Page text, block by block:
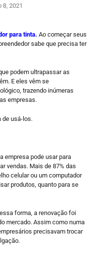
8, 2021
para tinta. Ao começar seus
sabe que precisa ter
podem ultrapassar as
E eles vêm se
trazendo inúmeras
empresas.
de usá-los.
empresa pode usar para
vendas. Mais de 87% das
celular ou um computador
produtos, quanto para se
forma, a renovação foi
mercado. Assim como numa
precisavam trocar